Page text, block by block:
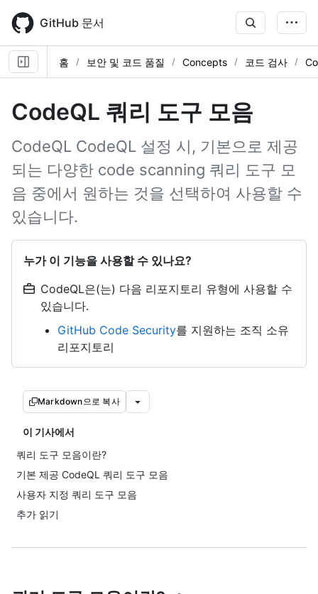
main
content
GitHub 문서
홈 보안 및 코드 품질 Concepts 코드 검사
CodeQL 쿼리 도구 모음
CodeQL CodeQL 설정 시, 기본으로 제공
되는 다양한 code scanning 쿼리 도구 모
음 중에서 원하는 것을 선택하여 사용할 수
있습니다.
누가 이 기능을 사용할 수 있나요?
CodeQL은(는) 다음 리포지토리 유형에 사용할 수
있습니다.
GitHub Code Security를 지원하는 조직 소유
리포지토리
Markdown으로 복사
이 기사에서
쿼리 도구 모음이란?
기본 제공 CodeQL 쿼리 도구 모음
사용자 지정 쿼리 도구 모음
추가 읽기